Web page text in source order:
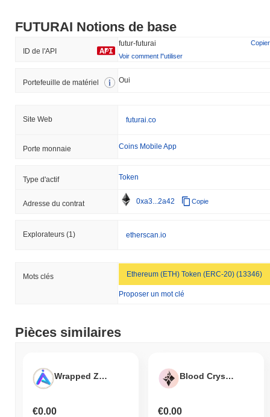
FUTURAI Notions de base
ID de l'API
futur-futurai
Copier
Voir comment l''utiliser
Portefeuille de matériel Oui
Site Web futurai.co
Porte monnaie Coins Mobile App
Type d'actif Token
Adresse du contrat 0xa3...2a42 Copie
Explorateurs (1) etherscan.io
Mots clés Ethereum (ETH) Token (ERC-20) (13346)
Proposer un mot clé
Pièces similaires
Wrapped Zedxion
€0.00
Blood Crystal
€0.00